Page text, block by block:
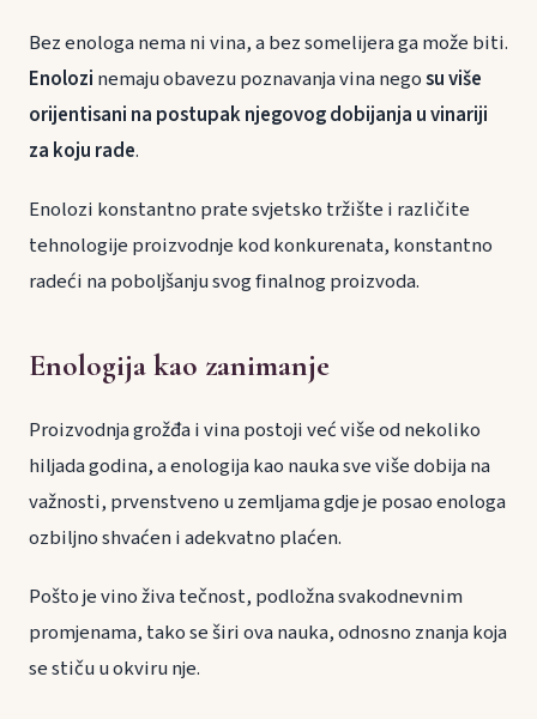
Bez enologa nema ni vina, a bez somelijera ga može biti.
Enolozi nemaju obavezu poznavanja vina negosu više
orijentisani na postupak njegovog dobijanja u vinariji
za koju rade.
Enolozi konstantno prate svjetsko tržište i različite
tehnologije proizvodnje kod konkurenata, konstantno
radeći na poboljšanju svog finalnog proizvoda.
Enologija kao zanimanje
Proizvodnja grožđa i vina postoji već više od nekoliko
hiljada godina, a enologija kao nauka sve više dobija na
važnosti, prvenstveno u zemljama gdje je posao enologa
ozbiljno shvaćen i adekvatno plaćen.
Pošto je vino živa tečnost, podložna svakodnevnim
promjenama, tako se širi ova nauka, odnosno znanja koja
se stiču u okviru nje.